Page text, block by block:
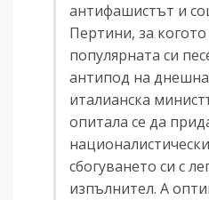
антифашистът и
Пертини, за
популярната си
антипод на
италианска
опитала се да
сбогуването си с
изпълнител. А